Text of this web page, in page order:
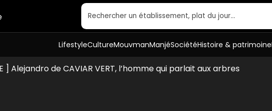
Rechercher un établissement, plat du jour…
LifestyleCultureMouvmanManjéSociétéHistoire & patrimoine
] Alejandro de CAVIAR VERT, l’homme qui parlait aux arbres